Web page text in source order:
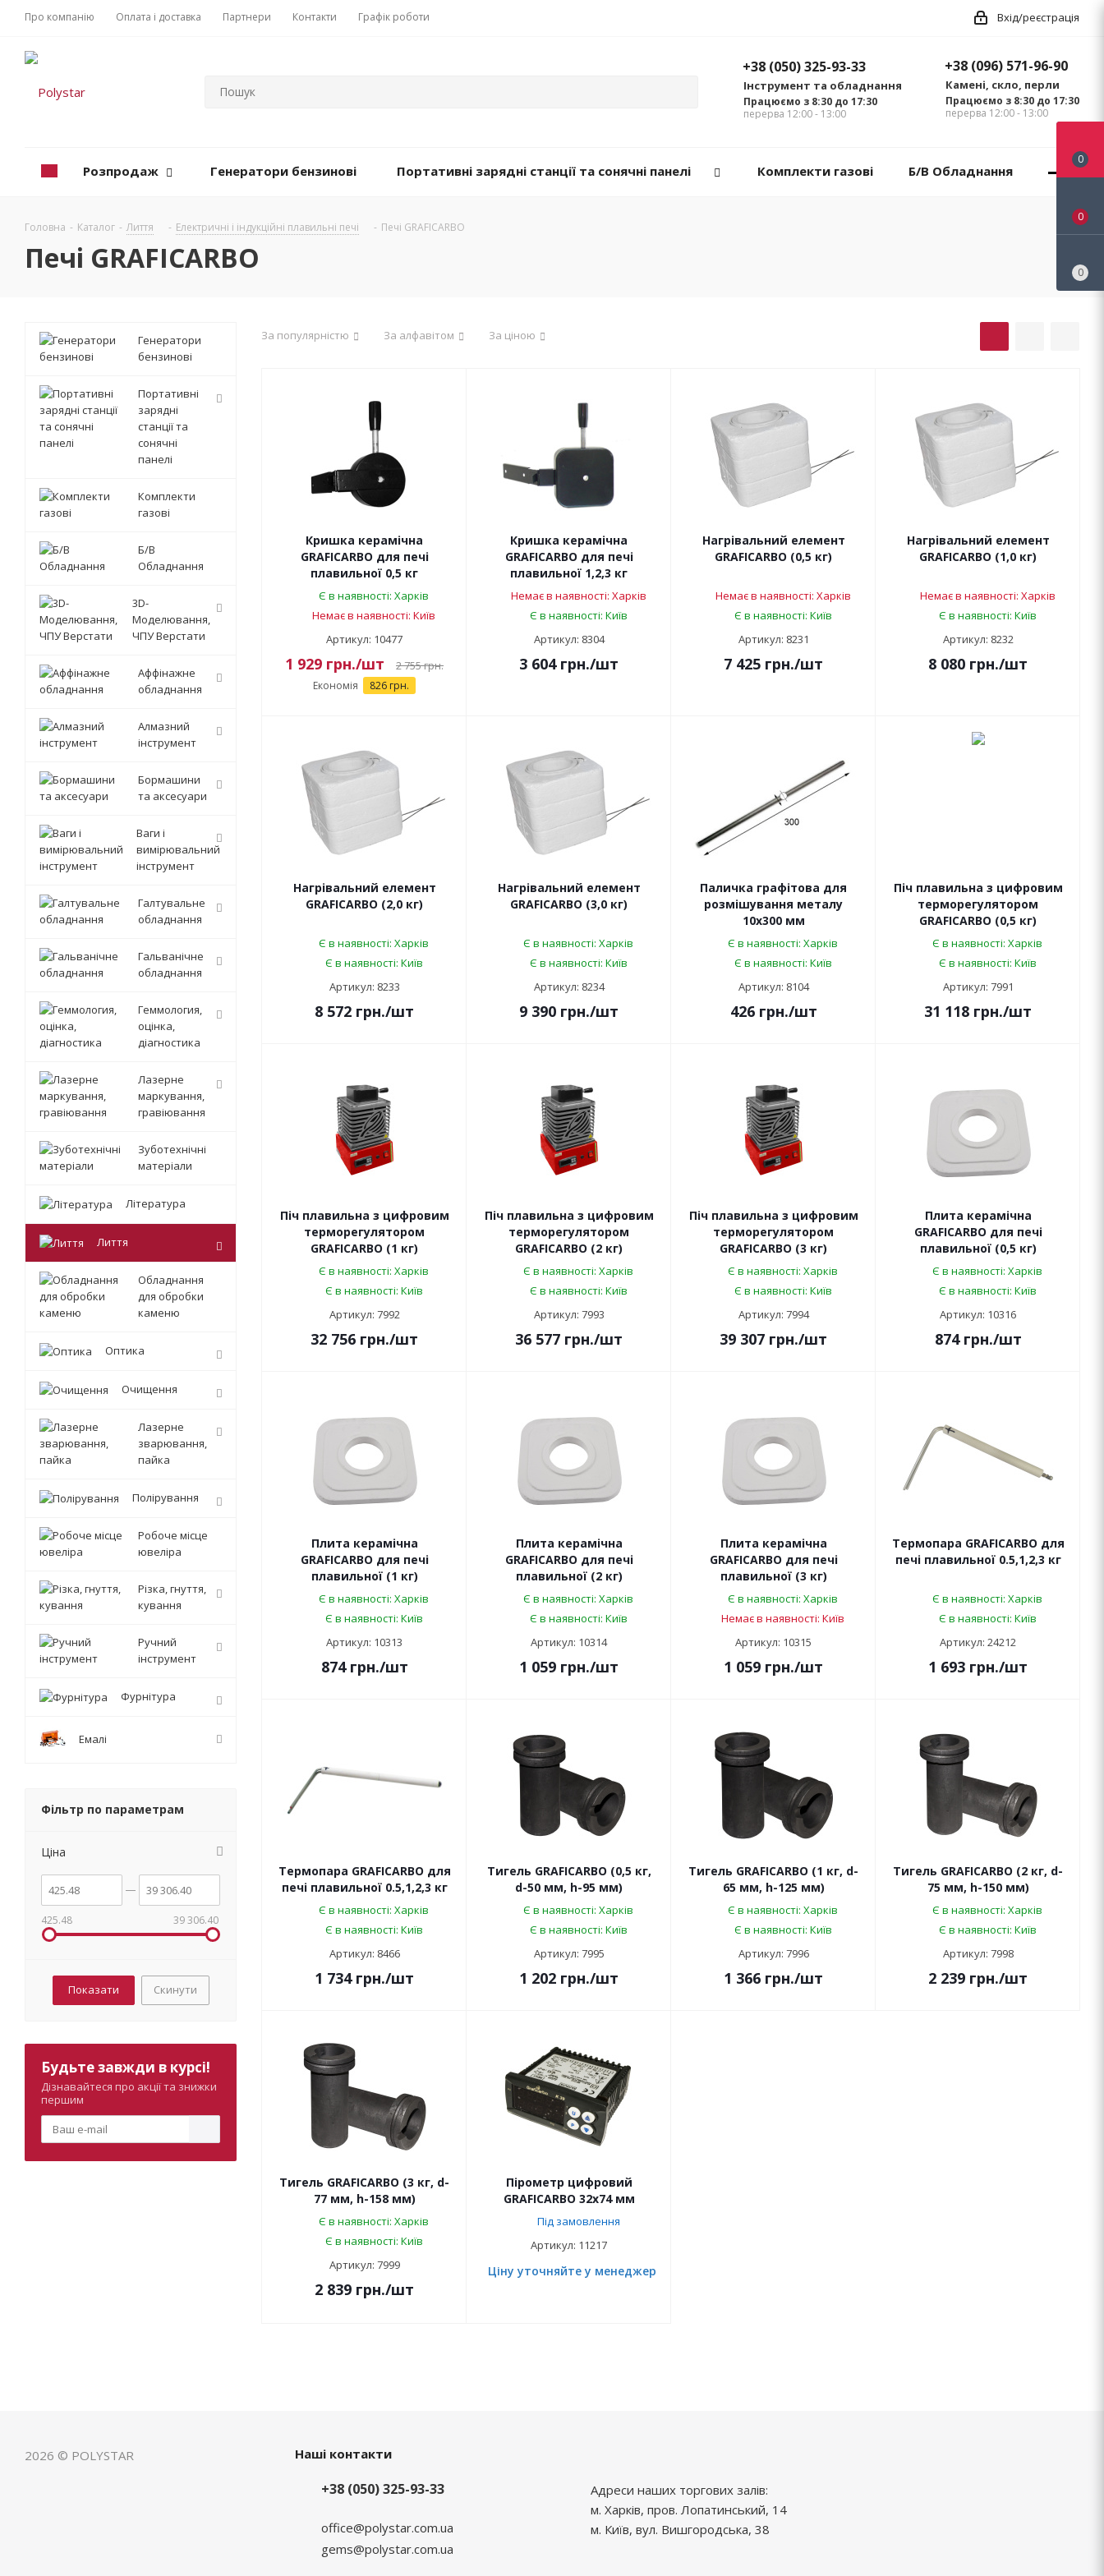
Про компанію Оплата і доставка Партнери Контакти Графік роботи Вхід/реєстрація
+38 (096) 571-96-90
Камені, скло, перли
Працюємо з 8:30 до 17:30
перерва 12:00 - 13:00
+38 (050) 325-93-33
Інструмент та обладнання
Працюємо з 8:30 до 17:30
перерва 12:00 - 13:00
Розпродаж Генератори бензинові Портативні зарядні станції та сонячні панелі Комплекти газові Б/В Обладнання
Головна - Каталог - Лиття - Електричні і індукційні плавильні печі - Печі GRAFICARBO
Печі GRAFICARBO
За популярністю За алфавітом За ціною
Кришка керамічна
GRAFICARBO для печі
плавильної 0,5 кг
Є в наявності: Харків
Немає в наявності: Київ
Артикул: 10477
1 929 грн./шт 2 755грн.
Економія 826 грн.
Кришка керамічна
GRAFICARBO для печі
плавильної 1,2,3 кг
Немає в наявності: Харків
Є в наявності: Київ
Артикул: 8304
3 604грн./шт
Нагрівальний елемент
GRAFICARBO (0,5 кг)
Немає в наявності: Харків
Є в наявності: Київ
Артикул: 8231
7 425 грн./шт
Нагрівальний елемент
GRAFICARBO (1,0 кг)
Немає в наявності: Харків
Є в наявності: Київ
Артикул: 8232
8 080 грн./шт
Нагрівальний елемент
GRAFICARBO (2,0 кг)
Є в наявності: Харків
Є в наявності: Київ
Артикул: 8233
8 572 грн./шт
Нагрівальний елемент
GRAFICARBO (3,0 кг)
Є в наявності: Харків
Є в наявності: Київ
Артикул: 8234
9 390 грн./шт
Паличка графітова для
розмішування металу
10х300 мм
Є в наявності: Харків
Є в наявності: Київ
Артикул: 8104
426грн./шт
Піч плавильна з цифровим
терморегулятором
GRAFICARBO (0,5 кг)
Є в наявності: Харків
Є в наявності: Київ
Артикул: 7991
31 118 грн./шт
Піч плавильна з цифровим
терморегулятором
GRAFICARBO (1 кг)
Є в наявності: Харків
Є в наявності: Київ
Артикул: 7992
32 756 грн./шт
Піч плавильна з цифровим
терморегулятором
GRAFICARBO (2 кг)
Є в наявності: Харків
Є в наявності: Київ
Артикул: 7993
36 577 грн./шт
Піч плавильна з цифровим
терморегулятором
GRAFICARBO (3 кг)
Є в наявності: Харків
Є в наявності: Київ
Артикул: 7994
39 307 грн./шт
Плита керамічна
GRAFICARBO для печі
плавильної (0,5 кг)
Є в наявності: Харків
Є в наявності: Київ
Артикул: 10316
874грн./шт
Плита керамічна
GRAFICARBO для печі
плавильної (1 кг)
Є в наявності: Харків
Є в наявності: Київ
Артикул: 10313
874грн./шт
Плита керамічна
GRAFICARBO для печі
плавильної (2 кг)
Є в наявності: Харків
Є в наявності: Київ
Артикул: 10314
1 059 грн./шт
Плита керамічна
GRAFICARBO для печі
плавильної (3 кг)
Є в наявності: Харків
Немає в наявності: Київ
Артикул: 10315
1 059 грн./шт
Термопара GRAFICARBO для
печі плавильної 0.5,1,2,3 кг
Є в наявності: Харків
Є в наявності: Київ
Артикул: 24212
1 693 грн./шт
Термопара GRAFICARBO для
печі плавильної 0.5,1,2,3 кг
Є в наявності: Харків
Є в наявності: Київ
Артикул: 8466
1 734грн./шт
Тигель GRAFICARBO (0,5 кг,
d-50 мм, h-95 мм)
Є в наявності: Харків
Є в наявності: Київ
Артикул: 7995
1 202 грн./шт
Тигель GRAFICARBO (1 кг, d-
65 мм, h-125 мм)
Є в наявності: Харків
Є в наявності: Київ
Артикул: 7996
1 366 грн./шт
Тигель GRAFICARBO (2 кг, d-
75 мм, h-150 мм)
Є в наявності: Харків
Є в наявності: Київ
Артикул: 7998
2 239 грн./шт
Тигель GRAFICARBO (3 кг, d-
77 мм, h-158 мм)
Є в наявності: Харків
Є в наявності: Київ
Артикул: 7999
2 839 грн./шт
Пірометр цифровий
GRAFICARBO 32х74 мм
Під замовлення
Артикул: 11217
Ціну уточняйте у менеджера
Генератори
бензинові
Портативні
зарядні
станції та
сонячні
панелі
Комплекти
газові
Б/В
Обладнання
3D-
Моделювання,
ЧПУ Верстати
Аффінажне
обладнання
Алмазний
інструмент
Бормашини
та аксесуари
Ваги і
вимірювальний
інструмент
Галтувальне
обладнання
Гальванічне
обладнання
Геммология,
оцінка,
діагностика
Лазерне
маркування,
гравіювання
Зуботехнічні
матеріали
Література
Лиття
Обладнання
для обробки
каменю
Оптика
Очищення
Лазерне
зварювання,
пайка
Полірування
Робоче місце
ювеліра
Різка, гнуття,
кування
Ручний
інструмент
Фурнітура
Емалі
Фільтр по параметрам
Ціна
425.48 39 306.40
Скинути
Будьте завжди в курсі!
Дізнавайтеся про акції та знижки
першим
2026 © POLYSTAR Наші контакти
+38 (050) 325-93-33
office@polystar.com.ua
gems@polystar.com.ua
Адреси наших торгових залів:
м. Харків, пров. Лопатинський, 14
м. Київ, вул. Вишгородська, 38
0
0
0